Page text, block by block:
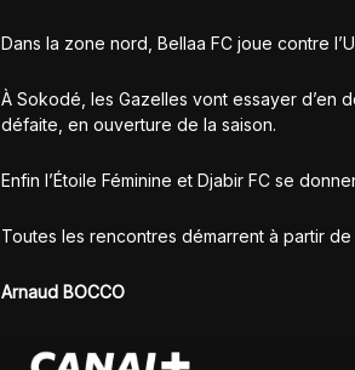
Dans la zone nord, Bellaa FC joue contre
À Sokodé, les Gazelles vont essayer d’en
défaite, en ouverture de la saison.
Enfin l’Étoile Féminine et Djabir FC se
Toutes les rencontres démarrent à partir de
Arnaud BOCCO